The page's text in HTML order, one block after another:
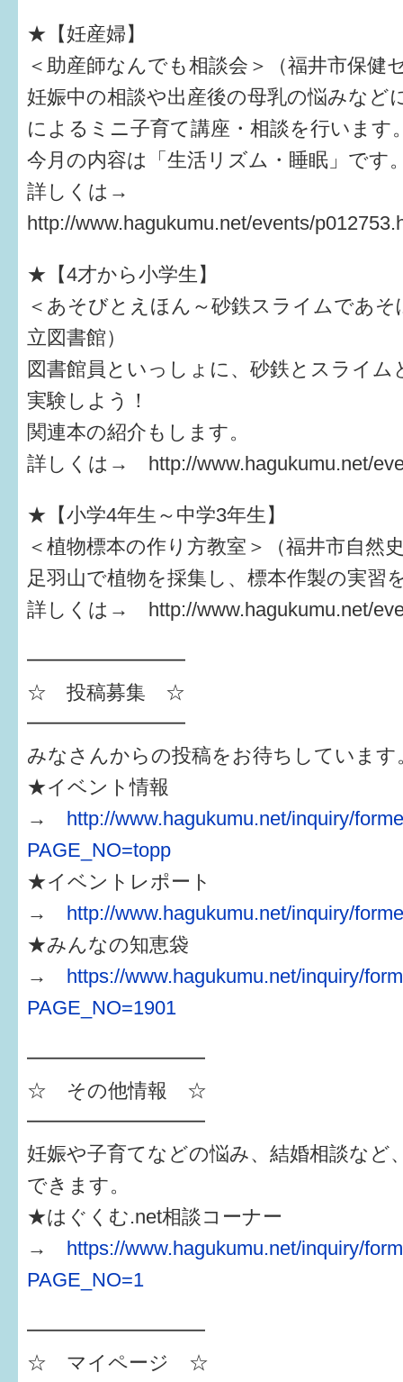
★【妊産婦】
＜助産師なんでも相談会＞（福井市保健
妊娠中の相談や出産後の母乳の悩みなど
によるミニ子育て講座・相談を行います
今月の内容は「生活リズム・睡眠」です
詳しくは→
http://www.hagukumu.net/events/
★【4才から小学生】
＜あそびとえほん～砂鉄スライムであそ
立図書館）
図書館員といっしょに、砂鉄とスライム
実験しよう！
関連本の紹介もします。
詳しくは→ http://www.hagukumu.net/
★【小学4年生～中学3年生】
＜植物標本の作り方教室＞（福井市自然
足羽山で植物を採集し、標本作製の実習
詳しくは→ http://www.hagukumu.net/
━━━━━━━━
☆ 投稿募集 ☆
━━━━━━━━
みなさんからの投稿をお待ちしています
★イベント情報
→ http://www.hagukumu.net/inquiry/
PAGE_NO=topp
★イベントレポート
→ http://www.hagukumu.net/inquiry/
★みんなの知恵袋
→ https://www.hagukumu.net/inquiry/
PAGE_NO=1901
━━━━━━━━━
☆ その他情報 ☆
━━━━━━━━━
妊娠や子育てなどの悩み、結婚相談など
できます。
★はぐくむ.net相談コーナー
→ https://www.hagukumu.net/inquiry/
PAGE_NO=1
━━━━━━━━━
☆ マイページ ☆